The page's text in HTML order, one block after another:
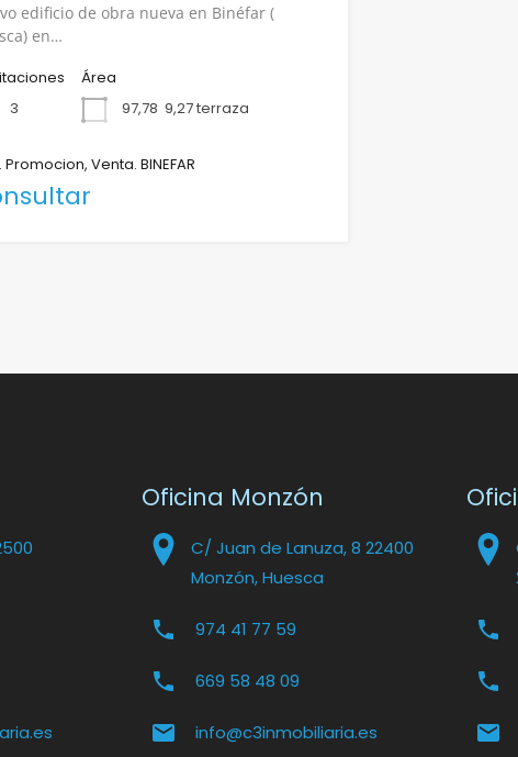
edificio de obra nueva en Binéfar (
en…
3
Área
97,78 9,27 terraza
Promocion, Venta. BINEFAR
Oficina Monzón
C/ Juan de Lanuza, 8 22400
Monzón, Huesca
974 41 77 59
669 58 48 09
info@c3inmobiliaria.es